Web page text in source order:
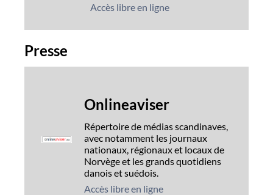
Accès libre en ligne
Presse
Onlineaviser
Répertoire de médias scandinaves,
avec notamment les journaux
nationaux, régionaux et locaux de
Norvège et les grands quotidiens
danois et suédois.
Accès libre en ligne